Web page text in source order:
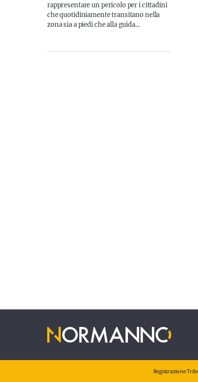
rappresentare un pericolo per i cittadini
che quotidiniamente transitano nella
zona sia a piedi che alla guida…
Registrazione